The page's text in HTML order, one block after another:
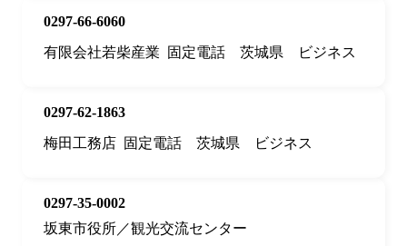
0297-66-6060
有限会社若柴産業
固定電話 茨城県 ビジネス
0297-62-1863
梅田工務店 固定電話 茨城県 ビジネス
0297-35-0002
坂東市役所／観光交流センター